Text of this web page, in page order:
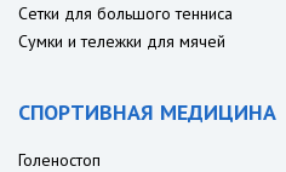
Сетки для большого тенниса
Сумки и тележки для мячей
СПОРТИВНАЯ МЕДИЦИНА
Голеностоп